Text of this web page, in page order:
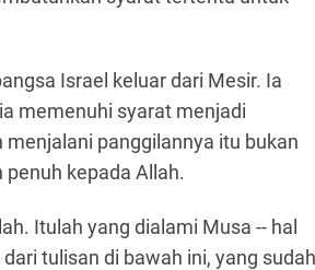
Israel keluar dari Mesir. Ia
memenuhi syarat menjadi
panggilannya itu bukan
penuh kepada Allah.
Itulah yang dialami Musa -- hal
tulisan di bawah ini, yang sudah